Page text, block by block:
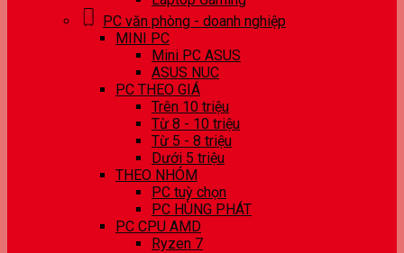
PC văn phòng - doanh nghiệp
MINI PC
Mini PC ASUS
ASUS NUC
PC THEO GIÁ
Trên 10 triệu
Từ 8 - 10 triệu
Từ 5 - 8 triệu
Dưới 5 triệu
THEO NHÓM
PC tuỳ chọn
PC HÙNG PHÁT
PC CPU AMD
Ryzen 7